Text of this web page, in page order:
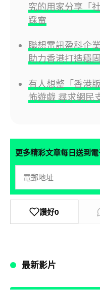
究的用家分享「
踩雷
聯想電訊盈科企
助力香港打造穩
有人想整「香港
怖遊戲 尋求網民
更多精彩文章每日送到
讚好0
最新影片